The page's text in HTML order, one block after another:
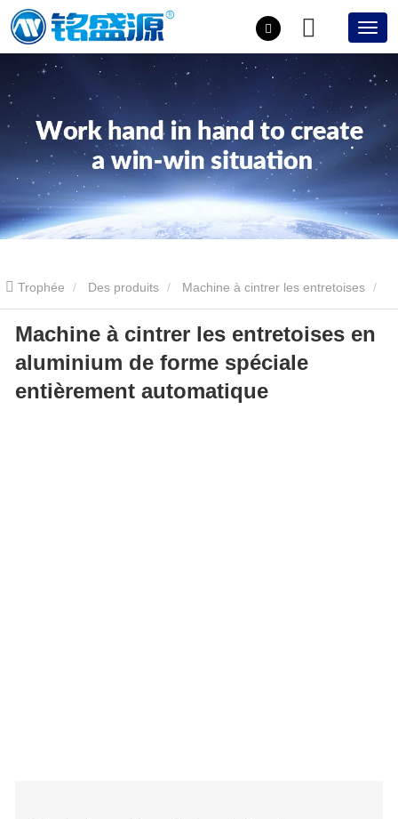
Trophée Des produits Machine à cintrer les entretoises
Machine à cintrer les entretoises en aluminium de forme spéciale
entièrement automatique
Machine à cintrer les entretoises en
aluminium de forme spéciale
entièrement automatique